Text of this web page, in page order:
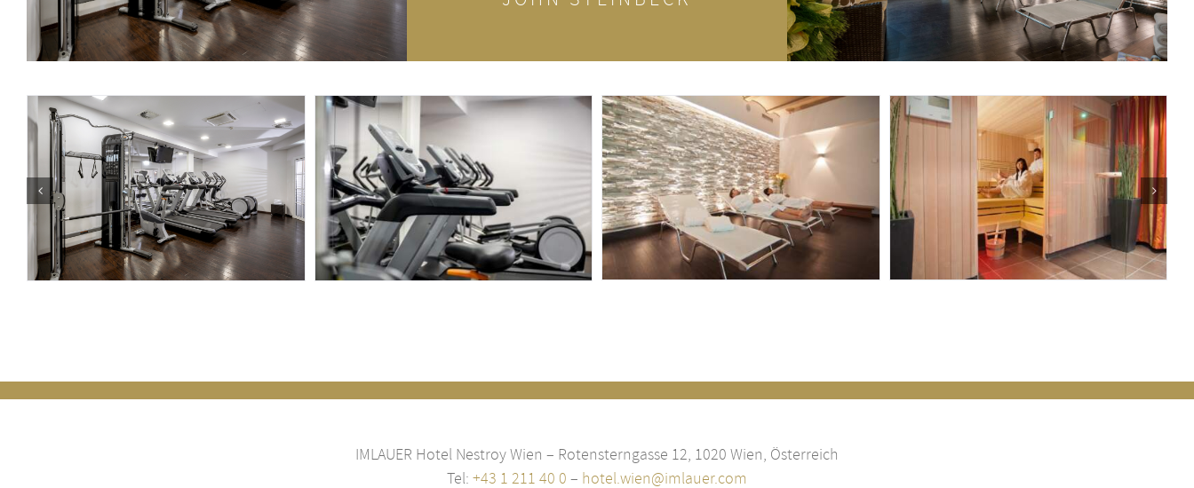
IMLAUER Hotel Nestroy Wien – Rotensterngasse 12, 1020 Wien, Österreich
Tel: +43 1 211 40 0 – hotel.wien@imlauer.com